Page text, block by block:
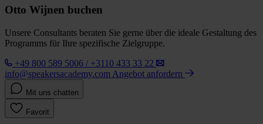
Otto Wijnen buchen
Unsere Consultants beraten Sie gerne über die ideale Gestaltung des
Programms für Ihre spezifische Zielgruppe.
+49 800 589 5006 / +3110 433 33 22
info@speakersacademy.com Angebot anfordern
Mit uns chatten
Favorit